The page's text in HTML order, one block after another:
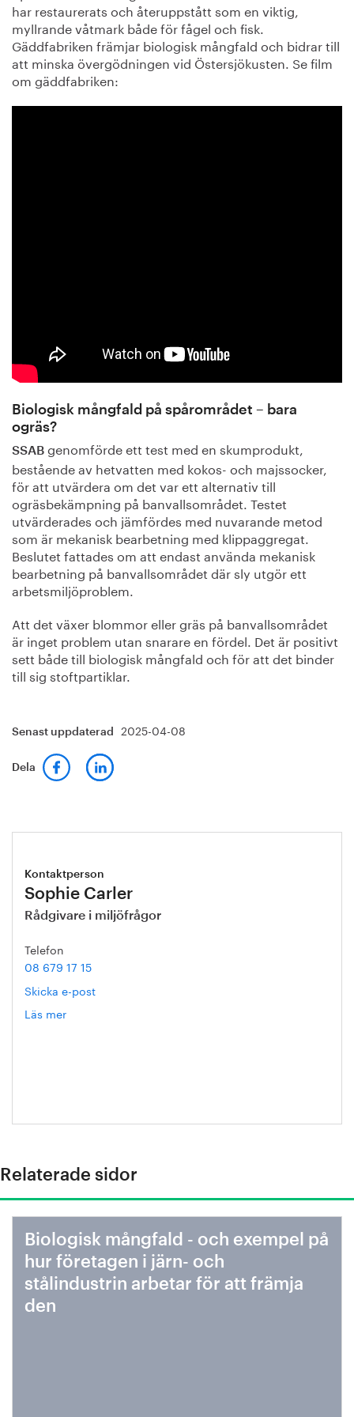
har restaurerats och återuppstått som en viktig,
myllrande våtmark både för fågel och fisk.
Gäddfabriken främjar biologisk mångfald och bidrar till
att minska övergödningen vid Östersjökusten. Se film
om gäddfabriken:
Biologisk mångfald på spårområdet – bara
ogräs?
SSAB genomförde ett test med en skumprodukt,
bestående av hetvatten med kokos- och majssocker,
för att utvärdera om det var ett alternativ till
ogräsbekämpning på banvallsområdet. Testet
utvärderades och jämfördes med nuvarande metod
som är mekanisk bearbetning med klippaggregat.
Beslutet fattades om att endast använda mekanisk
bearbetning på banvallsområdet där sly utgör ett
arbetsmiljöproblem.
Att det växer blommor eller gräs på banvallsområdet
är inget problem utan snarare en fördel. Det är positivt
sett både till biologisk mångfald och för att det binder
till sig stoftpartiklar.
Senast uppdaterad 2025-04-08
Dela
Kontaktperson
Sophie Carler
Rådgivare i miljöfrågor
Telefon
08 679 17 15
Skicka e-post
Läs mer
Relaterade sidor
Biologisk mångfald - och exempel på
hur företagen i järn- och
stålindustrin arbetar för att främja
den